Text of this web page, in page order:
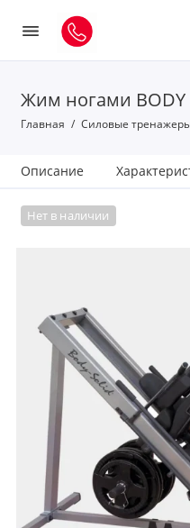
Жим ногами BODY
Главная Силовые
Описание
Нет в наличии